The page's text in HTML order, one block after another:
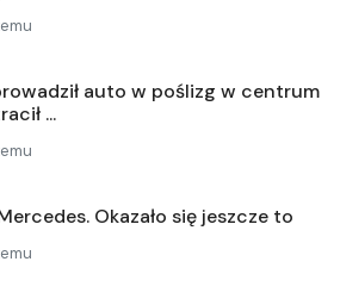
auto w poślizg w centrum
...
Okazało się jeszcze to